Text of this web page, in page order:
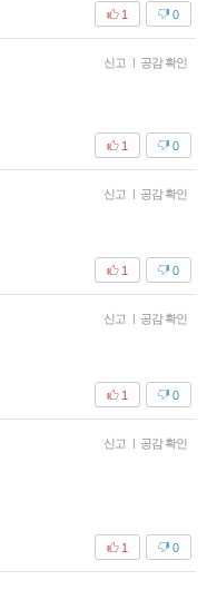
0
1
신고 | 공감 확인
0
1
신고 | 공감 확인
0
1
신고 | 공감 확인
0
1
신고 | 공감 확인
0
1